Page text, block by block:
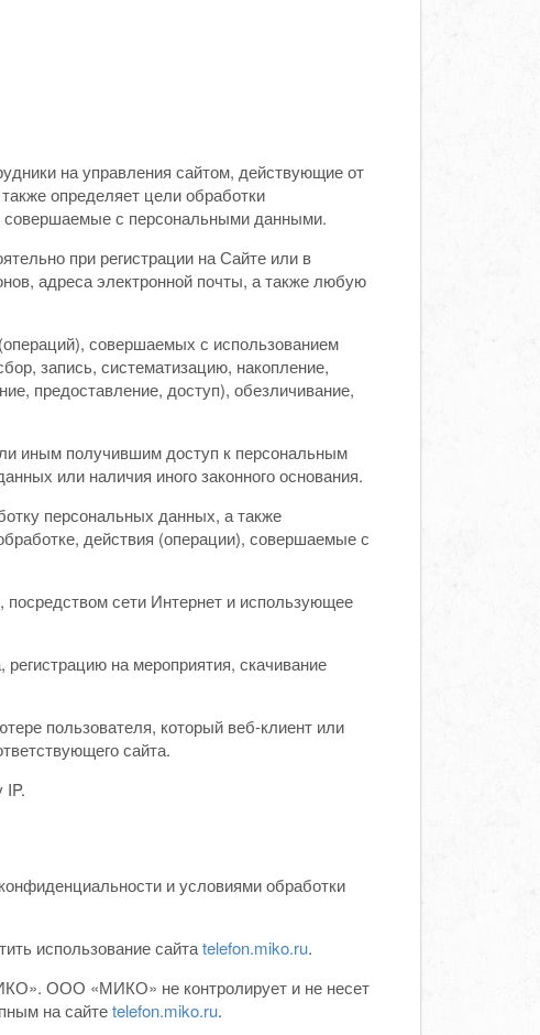
на управления сайтом, действующие от
определяет цели обработки
совершаемые с персональными данными.
при регистрации на Сайте или в
адреса электронной почты, а также любую
совершаемых с использованием
запись, систематизацию, накопление,
предоставление, доступ), обезличивание,
иным получившим доступ к персональным
или наличия иного законного основания.
персональных данных, а также
действия (операции), совершаемые с
сети Интернет и использующее
на мероприятия, скачивание
пользователя, который веб-клиент или
сайта.
IP.
и условиями обработки
использование сайтаtelefon.miko.ru.
ООО «МИКО» не контролирует и не несет
на сайтеtelefon.miko.ru.